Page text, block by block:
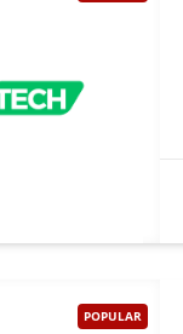
POPULAR